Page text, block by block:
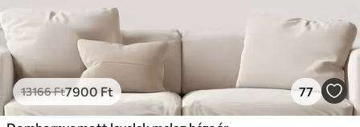
13166Ft7900 Ft 77